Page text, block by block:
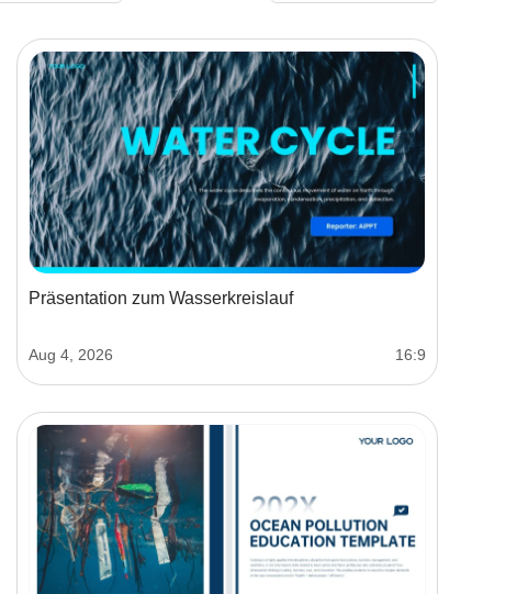
Präsentation zum Wasserkreislauf
Aug 4, 2026 16:9